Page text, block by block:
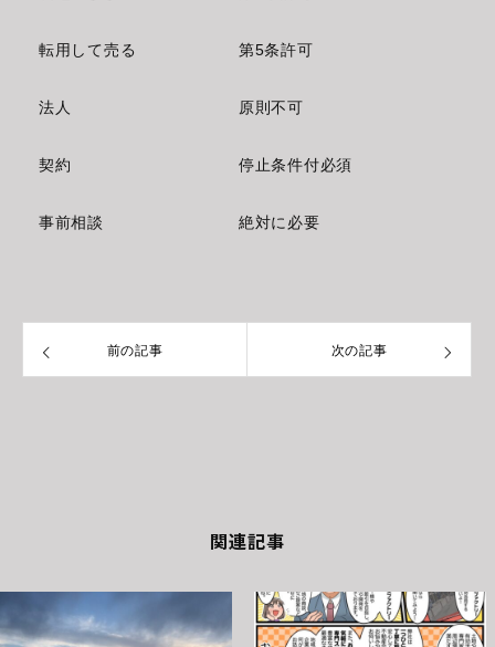
転用して売る 第5条許可
法人 原則不可
契約 停止条件付必須
事前相談 絶対に必要
前の記事 次の記事
関連記事